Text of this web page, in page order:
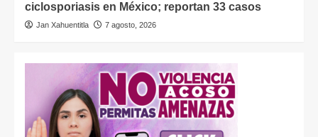
ciclosporiasis en México; reportan 33 casos
Jan Xahuentitla 7 agosto, 2026